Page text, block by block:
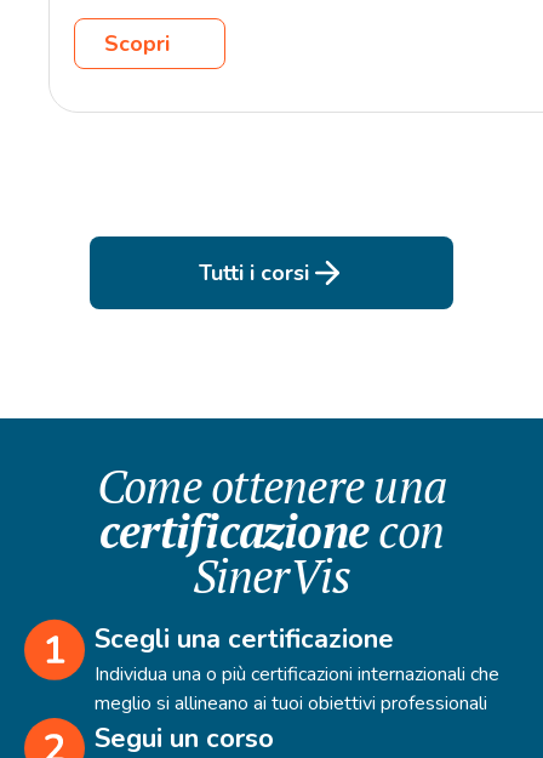
Scopri
Tutti i corsi
Come ottenere una
certificazionecon
SinerVis
Scegli una certificazione
Individua una o più certificazioni internazionali che
meglio si allineano ai tuoi obiettivi professionali
Segui un corso